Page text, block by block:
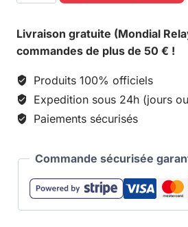
Livraison gratuite (Mondial
commandes de plus de 50 € !
Produits 100% officiels
Expedition sous 24h (jours
Paiements sécurisés
Commande sécurisée